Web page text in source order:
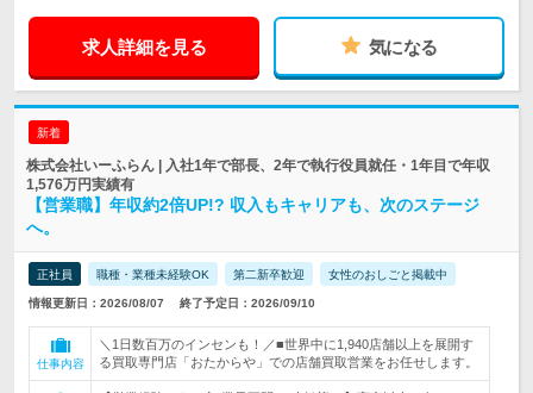
求人詳細を見る 気になる
新着
株式会社いーふらん | 入社1年で部長、2年で執行役員就任・1年目で年収
1,576万円実績有
【営業職】年収約2倍UP!? 収入もキャリアも、次のステージ
へ。
正社員 職種・業種未経験OK 第二新卒歓迎 女性のおしごと掲載中
情報更新日：2026/08/07 終了予定日：2026/09/10
仕事内容
＼1日数百万のインセンも！／■世界中に1,940店舗以上を展開す
る買取専門店「おたからや」での店舗買取営業をお任せします。